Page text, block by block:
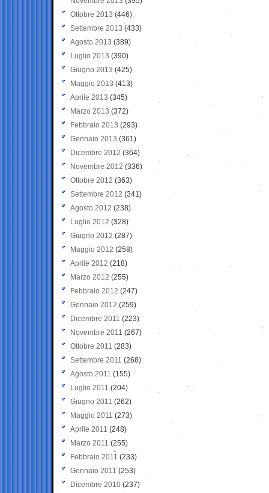
Ottobre 2013 (446)
Settembre 2013 (433)
Agosto 2013 (389)
Luglio 2013 (390)
Giugno 2013 (425)
Maggio 2013 (413)
Aprile 2013 (345)
Marzo 2013 (372)
Febbraio 2013 (293)
Gennaio 2013 (361)
Dicembre 2012 (364)
Novembre 2012 (336)
Ottobre 2012 (363)
Settembre 2012 (341)
Agosto 2012 (238)
Luglio 2012 (328)
Giugno 2012 (287)
Maggio 2012 (258)
Aprile 2012 (218)
Marzo 2012 (255)
Febbraio 2012 (247)
Gennaio 2012 (259)
Dicembre 2011 (223)
Novembre 2011 (267)
Ottobre 2011 (283)
Settembre 2011 (268)
Agosto 2011 (155)
Luglio 2011 (204)
Giugno 2011 (262)
Maggio 2011 (273)
Aprile 2011 (248)
Marzo 2011 (255)
Febbraio 2011 (233)
Gennaio 2011 (253)
Dicembre 2010 (237)